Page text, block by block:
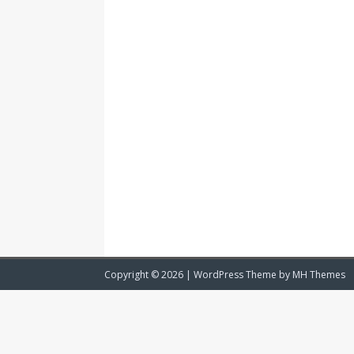
Copyright © 2026 | WordPress Theme by MH Themes